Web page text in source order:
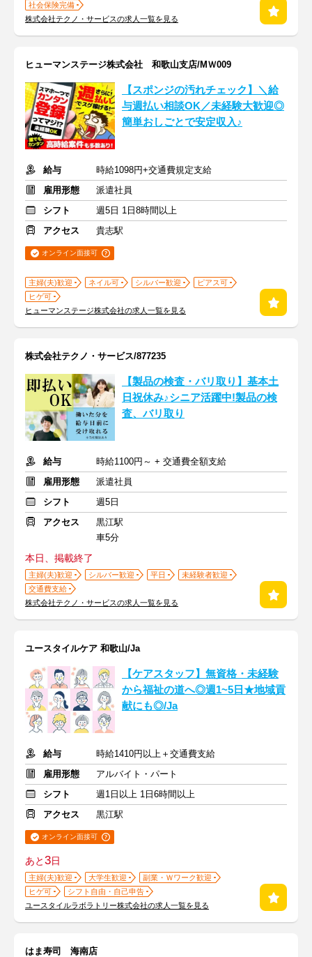
社会保険完備
株式会社テクノ・サービスの求人一覧を見る
ヒューマンステージ株式会社 和歌山支店/MＷ009
【スポンジの汚れチェック】＼給
与週払い相談OK／未経験大歓迎◎
簡単おしごとで安定収入♪
給与
時給1098円+交通費規定支給
雇用形態
派遣社員
シフト
週5日 1日8時間以上
アクセス
貴志駅
オンライン面接可
主婦(夫)歓迎 ネイル可 シルバー歓迎
ピアス可
ヒゲ可
ヒューマンステージ株式会社の求人一覧を見る
株式会社テクノ・サービス/877235
【製品の検査・バリ取り】基本土
日祝休み♪シニア活躍中!製品の検
査、バリ取り
給与
時給1100円～ + 交通費全額支給
雇用形態
派遣社員
シフト
週5日
アクセス
黒江駅
車5分
本日、掲載終了
主婦(夫)歓迎 シルバー歓迎 平日
未経験者歓迎
交通費支給
株式会社テクノ・サービスの求人一覧を見る
ユースタイルケア 和歌山/Ja
【ケアスタッフ】無資格・未経験
から福祉の道へ◎週1~5日★地域貢
献にも◎/Ja
給与
時給1410円以上＋交通費支給
雇用形態
アルバイト・パート
シフト
週1日以上 1日6時間以上
アクセス
黒江駅
オンライン面接可
あと3日
主婦(夫)歓迎 大学生歓迎
副業・Ｗワーク歓迎
ヒゲ可
シフト自由・自己申告
ユースタイルラボラトリー株式会社の求人一覧を見る
はま寿司 海南店